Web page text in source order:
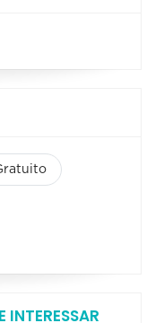
INTERESSAR